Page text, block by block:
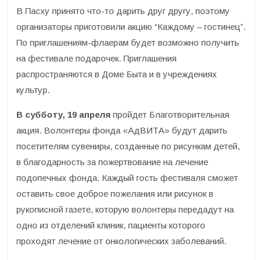
В Пасху принято что-то дарить друг другу, поэтому
организаторы приготовили акцию “Каждому – гостинец”.
По приглашениям-флаерам будет возможно получить
на фестивале подарочек. Приглашения
распространяются в Доме Быта и в учреждениях
культур.
В субботу, 19 апреля пройдет Благотворительная
акция. Волонтеры фонда «АдВИТА» будут дарить
посетителям сувениры, созданные по рисункам детей,
в благодарность за пожертвование на лечение
подопечных фонда. Каждый гость фестиваля сможет
оставить свое доброе пожелания или рисунок в
рукописной газете, которую волонтеры передадут на
одно из отделений клиник, пациенты которого
проходят лечение от онкологических заболеваний.